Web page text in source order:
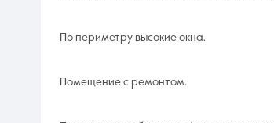
По периметру высокие окна.
Помещение с ремонтом.